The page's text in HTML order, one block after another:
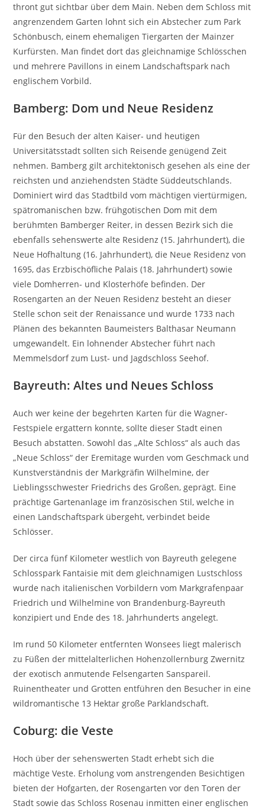
thront gut sichtbar über dem Main. Neben dem Schloss mit
angrenzendem Garten lohnt sich ein Abstecher zum Park
Schönbusch, einem ehemaligen Tiergarten der Mainzer
Kurfürsten. Man findet dort das gleichnamige Schlösschen
und mehrere Pavillons in einem Landschaftspark nach
englischem Vorbild.
Bamberg: Dom und Neue Residenz
Für den Besuch der alten Kaiser- und heutigen
Universitätsstadt sollten sich Reisende genügend Zeit
nehmen. Bamberg gilt architektonisch gesehen als eine der
reichsten und anziehendsten Städte Süddeutschlands.
Dominiert wird das Stadtbild vom mächtigen viertürmigen,
spätromanischen bzw. frühgotischen Dom mit dem
berühmten Bamberger Reiter, in dessen Bezirk sich die
ebenfalls sehenswerte alte Residenz (15. Jahrhundert), die
Neue Hofhaltung (16. Jahrhundert), die Neue Residenz von
1695, das Erzbischöfliche Palais (18. Jahrhundert) sowie
viele Domherren- und Klosterhöfe befinden. Der
Rosengarten an der Neuen Residenz besteht an dieser
Stelle schon seit der Renaissance und wurde 1733 nach
Plänen des bekannten Baumeisters Balthasar Neumann
umgewandelt. Ein lohnender Abstecher führt nach
Memmelsdorf zum Lust- und Jagdschloss Seehof.
Bayreuth: Altes und Neues Schloss
Auch wer keine der begehrten Karten für die Wagner-
Festspiele ergattern konnte, sollte dieser Stadt einen
Besuch abstatten. Sowohl das „Alte Schloss“ als auch das
„Neue Schloss“ der Eremitage wurden vom Geschmack und
Kunstverständnis der Markgräfin Wilhelmine, der
Lieblingsschwester Friedrichs des Großen, geprägt. Eine
prächtige Gartenanlage im französischen Stil, welche in
einen Landschaftspark übergeht, verbindet beide
Schlösser.
Der circa fünf Kilometer westlich von Bayreuth gelegene
Schlosspark Fantaisie mit dem gleichnamigen Lustschloss
wurde nach italienischen Vorbildern vom Markgrafenpaar
Friedrich und Wilhelmine von Brandenburg-Bayreuth
konzipiert und Ende des 18. Jahrhunderts angelegt.
Im rund 50 Kilometer entfernten Wonsees liegt malerisch
zu Füßen der mittelalterlichen Hohenzollernburg Zwernitz
der exotisch anmutende Felsengarten Sanspareil.
Ruinentheater und Grotten entführen den Besucher in eine
wildromantische 13 Hektar große Parklandschaft.
Coburg: die Veste
Hoch über der sehenswerten Stadt erhebt sich die
mächtige Veste. Erholung vom anstrengenden Besichtigen
bieten der Hofgarten, der Rosengarten vor den Toren der
Stadt sowie das Schloss Rosenau inmitten einer englischen